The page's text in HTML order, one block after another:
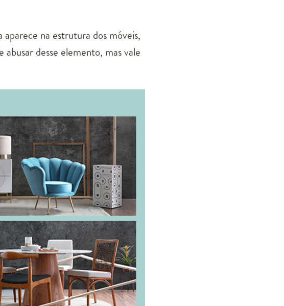
na estrutura dos móveis,
desse elemento, mas vale